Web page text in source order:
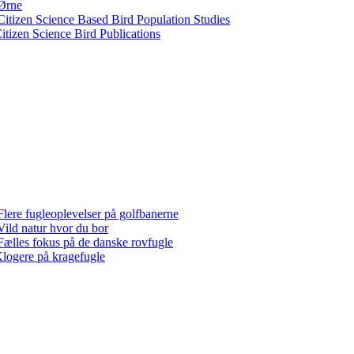
Science Based Bird Population Studies
Science Bird Publications
fugleoplevelser på golfbanerne
natur hvor du bor
fokus på de danske rovfugle
på kragefugle